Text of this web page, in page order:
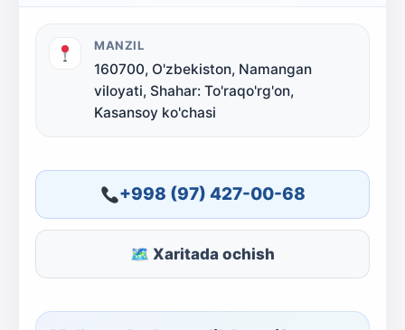
MANZIL
160700, O'zbekiston, Namangan
viloyati, Shahar: To'raqo'rg'on,
Kasansoy ko'chasi
+998 (97) 427-00-68
🗺 Xaritada ochish